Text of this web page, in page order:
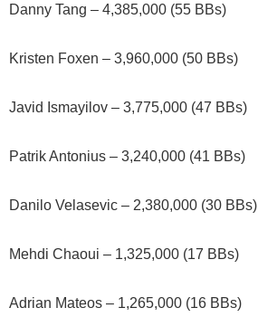
Danny Tang – 4,385,000 (55 BBs)
Kristen Foxen – 3,960,000 (50 BBs)
Javid Ismayilov – 3,775,000 (47 BBs)
Patrik Antonius – 3,240,000 (41 BBs)
Danilo Velasevic – 2,380,000 (30 BBs)
Mehdi Chaoui – 1,325,000 (17 BBs)
Adrian Mateos – 1,265,000 (16 BBs)